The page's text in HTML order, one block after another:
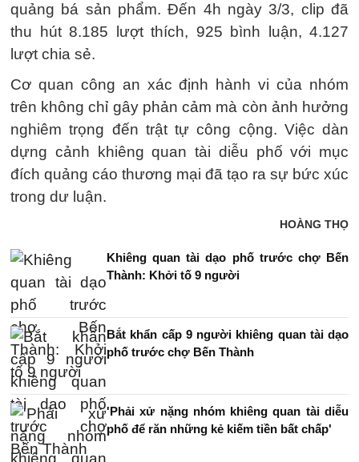
quảng bá sản phẩm. Đến 4h ngày 3/3, clip đã
thu hút 8.185 lượt thích, 925 bình luận, 4.127
lượt chia sẻ.
Cơ quan công an xác định hành vi của nhóm
trên không chỉ gây phản cảm mà còn ảnh hưởng
nghiêm trọng đến trật tự công cộng. Việc dàn
dựng cảnh khiêng quan tài diễu phố với mục
đích quảng cáo thương mại đã tạo ra sự bức xúc
trong dư luận.
HOÀNG THỌ
Khiêng quan tài dạo phố trước chợ Bến
Thành: Khởi tố 9 người
Bắt khẩn cấp 9 người khiêng quan tài dạo
phố trước chợ Bến Thành
'Phải xử nặng nhóm khiêng quan tài diễu
phố để răn những kẻ kiếm tiền bất chấp'